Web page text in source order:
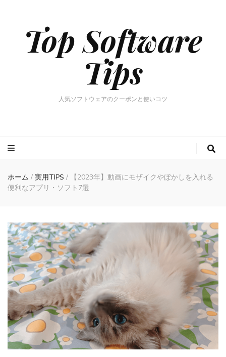
Top Software
Tips
人気ソフトウェアのクーポンと使いコツ
ホーム / 実用TIPS /
【2023年】動画にモザイクやぼかしを入れる
便利なアプリ・ソフト7選